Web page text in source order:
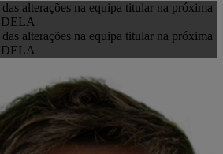
alterações na equipa titular na próxima
alterações na equipa titular na próxima